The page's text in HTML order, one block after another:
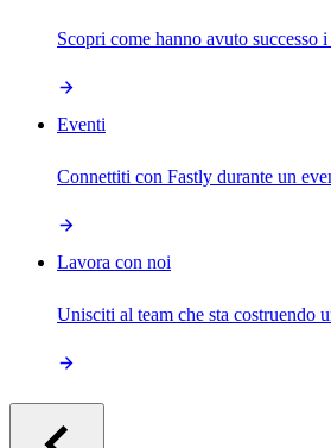
Scopri come hanno avuto
Eventi
Connettiti con Fastly durante un
Lavora con noi
Unisciti al team che sta costruendo